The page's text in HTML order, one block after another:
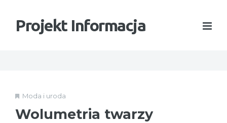
Projekt Informacja
Moda i uroda
Wolumetria twarzy